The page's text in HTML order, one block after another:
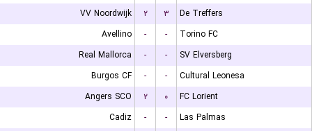
VV Noordwijk
۲ ۳
De Treffers
Avellino
- -
Torino FC
Real Mallorca
- -
SV Elversberg
Burgos CF
- -
Cultural Leonesa
Angers SCO
۲ ۰
FC Lorient
Cadiz
- -
Las Palmas